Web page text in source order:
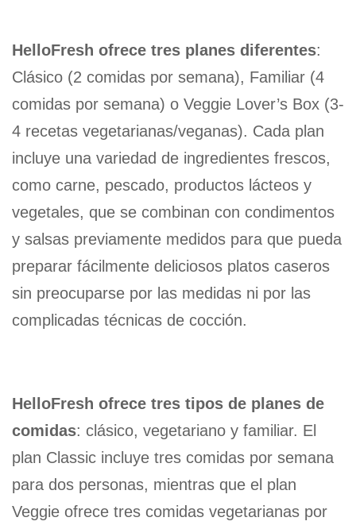
HelloFresh ofrece tres planes diferentes:
Clásico (2 comidas por semana), Familiar (4
comidas por semana) o Veggie Lover’s Box (3-
4 recetas vegetarianas/veganas). Cada plan
incluye una variedad de ingredientes frescos,
como carne, pescado, productos lácteos y
vegetales, que se combinan con condimentos
y salsas previamente medidos para que pueda
preparar fácilmente deliciosos platos caseros
sin preocuparse por las medidas ni por las
complicadas técnicas de cocción.
HelloFresh ofrece tres tipos de planes de
comidas: clásico, vegetariano y familiar. El
plan Classic incluye tres comidas por semana
para dos personas, mientras que el plan
Veggie ofrece tres comidas vegetarianas por